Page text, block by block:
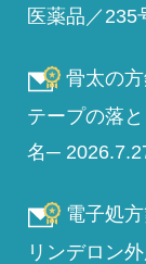
医薬品／235
骨太の
テープの落
名─
電子処
リンデロン